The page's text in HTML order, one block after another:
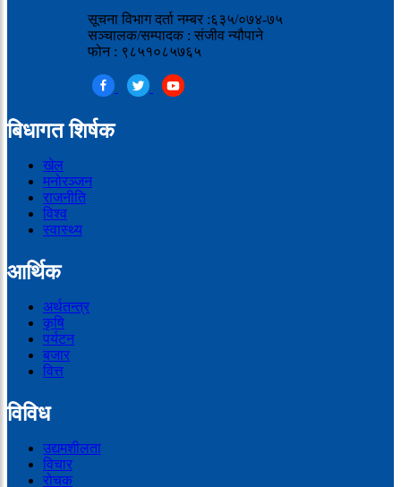
सूचना विभाग दर्ता नम्बर :६३५/०७४-७५
सञ्चालक/सम्पादक : संजीव न्यौपाने
फोन : ९८५१०८५७६५
बिधागत शिर्षक
खेल
मनोरञ्जन
राजनीति
विश्व
स्वास्थ्य
आर्थिक
अर्थतन्त्र
कृषि
पर्यटन
बजार
वित्त
विविध
उद्यमशीलता
विचार
रोचक